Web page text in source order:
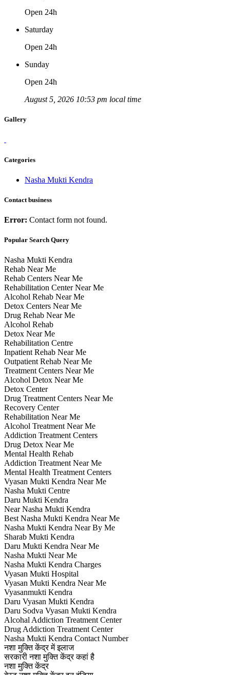
Open 24h
Saturday
Open 24h
Sunday
Open 24h
August 5, 2026 10:53 pm local time
Gallery
Categories
Nasha Mukti Kendra
Contact business
Error: Contact form not found.
Popular Search Query
Nasha Mukti Kendra
Rehab Near Me
Rehab Centers Near Me
Rehabilitation Center Near Me
Alcohol Rehab Near Me
Detox Centers Near Me
Drug Rehab Near Me
Alcohol Rehab
Detox Near Me
Rehabilitation Centre
Inpatient Rehab Near Me
Outpatient Rehab Near Me
Treatment Centers Near Me
Alcohol Detox Near Me
Detox Center
Drug Treatment Centers Near Me
Recovery Center
Rehabilitation Near Me
Alcohol Treatment Near Me
Addiction Treatment Centers
Drug Detox Near Me
Mental Health Rehab
Addiction Treatment Near Me
Mental Health Treatment Centers
Vyasan Mukti Kendra Near Me
Nasha Mukti Centre
Daru Mukti Kendra
Near Nasha Mukti Kendra
Best Nasha Mukti Kendra Near Me
Nasha Mukti Kendra Near By Me
Sharab Mukti Kendra
Daru Mukti Kendra Near Me
Nasha Mukti Near Me
Nasha Mukti Kendra Charges
Vyasan Mukti Hospital
Vyasan Mukti Kendra Near Me
Vyasanmukti Kendra
Daru Vyasan Mukti Kendra
Daru Sodva Vyasan Mukti Kendra
Alcohal Addiction Treatment Center
Drug Addiction Treatment Center
Nasha Mukti Kendra Contact Number
नशा मुक्ति केंद्र में इलाज
सरकारी नशा मुक्ति केंद्र कहां है
नशा मुक्ति केंद्र